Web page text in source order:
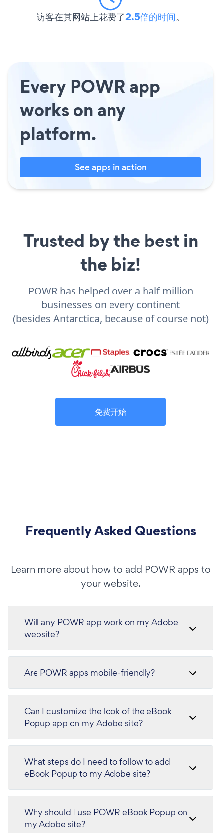
访客在其网站上花费了2.5倍的时间。
Every POWR app
works on any
platform.
See apps in action
Trusted by the best in
the biz!
POWR has helped over a half million
businesses on every continent
(besides Antarctica, because of course not)
免费开始
Frequently Asked Questions
Learn more about how to add POWR apps to
your website.
Will any POWR app work on my Adobe
website?
Are POWR apps mobile-friendly?
Can I customize the look of the eBook
Popup app on my Adobe site?
What steps do I need to follow to add
eBook Popup to my Adobe site?
Why should I use POWR eBook Popup on
my Adobe site?